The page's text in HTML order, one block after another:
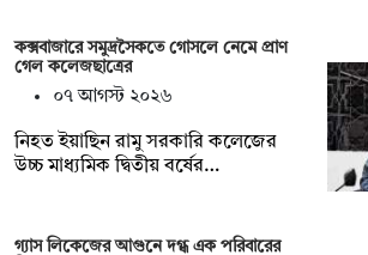
কক্সবাজারে সমুদ্রসৈকতে গোসলে নেমে প্রাণ
গেল কলেজছাত্রের
০৭ আগস্ট ২০২৬
নিহত ইয়াছিন রামু সরকারি কলেজের
উচ্চ মাধ্যমিক দ্বিতীয় বর্ষের…
গ্যাস লিকেজের আগুনে দগ্ধ এক পরিবারের